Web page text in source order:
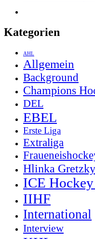
Kategorien
AHL
Allgemein
Background
Champions
DEL
EBEL
Erste Liga
Extraliga
Hlinka
ICE
IIHF
International
Interview